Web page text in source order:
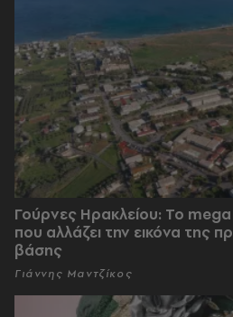
Γούρνες Ηρακλείου: To
που αλλάζει την εικόνα της
βάσης
Γιάννης Μαντζίκος